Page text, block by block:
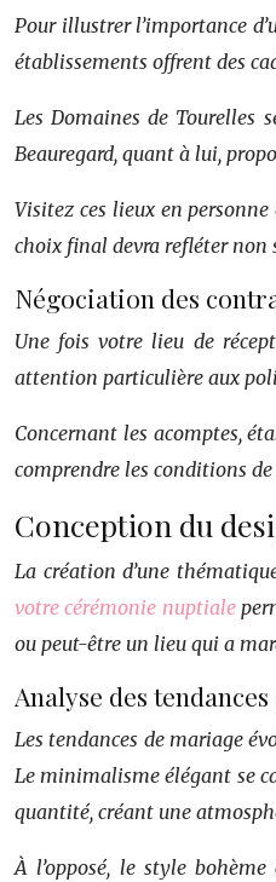
Pour illustrer l’importance
établissements offrent des
Les Domaines de Tourelles
Beauregard, quant à lui,
Visitez ces lieux en
choix final devra refléter non
Négociation des
Une fois votre lieu de
attention particulière aux
Concernant les acomptes,
comprendre les conditions
Conception du
La création d’une
votre cérémonie nuptiale
ou peut-être un lieu qui a
Analyse des
Les tendances de mariage
Le minimalisme élégant se
quantité, créant une
À l’opposé, le style